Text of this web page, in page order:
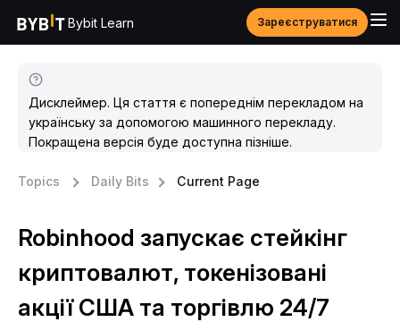
Bybit Learn Зареєструватися
Дисклеймер. Ця стаття є попереднім перекладом на
українську за допомогою машинного перекладу.
Покращена версія буде доступна пізніше.
Topics Daily Bits Current Page
Robinhood запускає стейкінг
криптовалют, токенізовані
акції США та торгівлю 24/7